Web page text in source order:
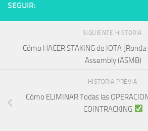
SEGUIR:
SIGUIENTE HISTORIA
Cómo HACER STAKING de IOTA
Assembly (ASMB)
HISTORIA PREVIA
Cómo ELIMINAR Todas las
COINTRACKING